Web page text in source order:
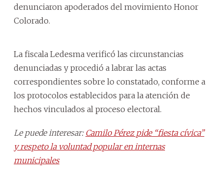
denunciaron apoderados del movimiento Honor
Colorado.
La fiscala Ledesma verificó las circunstancias
denunciadas y procedió a labrar las actas
correspondientes sobre lo constatado, conforme a
los protocolos establecidos para la atención de
hechos vinculados al proceso electoral.
Le puede interesar: Camilo Pérez pide “fiesta cívica”
y respeto la voluntad popular en internas
municipales